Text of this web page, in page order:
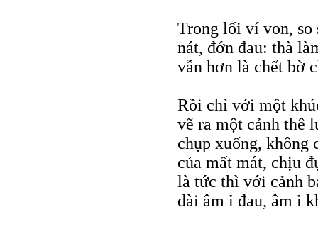
Trong lối ví von, so
nát, đớn đau: thà
vẫn hơn là chết bờ
Rồi chỉ với một
vẽ ra một cảnh thê
chụp xuống, không
của mất mát, chịu
là tức thì với cảnh
dài âm ỉ đau, âm ỉ